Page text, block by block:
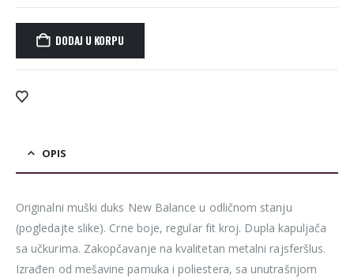
DODAJ U KORPU
Alternative:
OPIS
Originalni muški duks New Balance u odličnom stanju
(pogledajte slike). Crne boje, regular fit kroj. Dupla kapuljača
sa učkurima. Zakopčavanje na kvalitetan metalni rajsferšlus.
Izrađen od mešavine pamuka i poliestera, sa unutrašnjom